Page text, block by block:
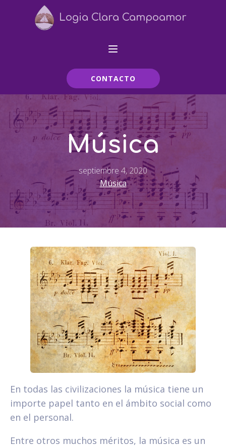
Logia Clara Campoamor
CONTACTO
Música
septiembre 4, 2020
Música
En todas las civilizaciones la música tiene un
importe papel tanto en el ámbito social como
en el personal.
Entre otros muchos méritos, la música es un